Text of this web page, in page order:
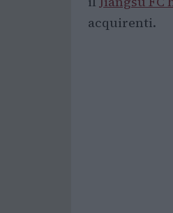
acquirenti.